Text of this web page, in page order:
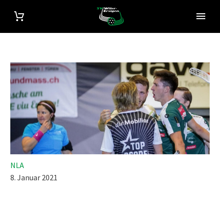
NLA
8. Januar 2021